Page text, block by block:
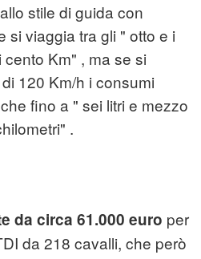
stile di guida con
si viaggia tra gli " otto e i
Km" , ma se si
120 Km/h i consumi
fino a " sei litri e mezzo
.
da circa 61.000 euro per
da 218 cavalli, che però